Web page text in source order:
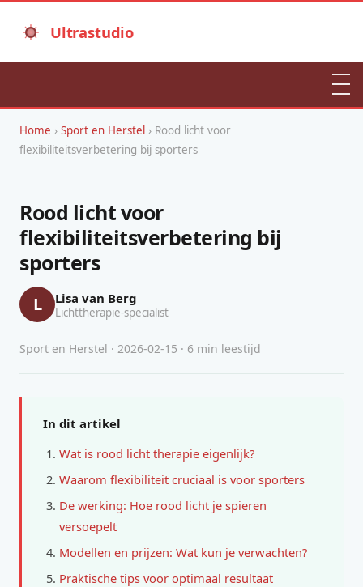
Ultrastudio
Home › Sport en Herstel › Rood licht voor
flexibiliteitsverbetering bij sporters
Rood licht voor
flexibiliteitsverbetering bij
sporters
L Lisa van Berg
Lichttherapie-specialist
Sport en Herstel · 2026-02-15 · 6 min leestijd
In dit artikel
Wat is rood licht therapie eigenlijk?
Waarom flexibiliteit cruciaal is voor sporters
De werking: Hoe rood licht je spieren
versoepelt
Modellen en prijzen: Wat kun je verwachten?
Praktische tips voor optimaal resultaat